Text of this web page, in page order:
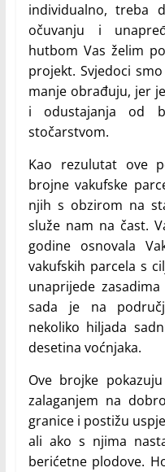
individualno, treba
očuvanju i
hutbom Vas želim
projekt. Svjedoci
manje obrađuju, jer
i odustajanja od
stočarstvom.
Kao rezulutat ove
brojne vakufske
njih s obzirom na
služe nam na čast.
godine osnovala
vakufskih parcela s
unaprijede
sada je na
nekoliko hiljada
desetina voćnjaka.
Ove brojke
zalaganjem na
granice i postižu
ali ako s njima
berićetne plodove.